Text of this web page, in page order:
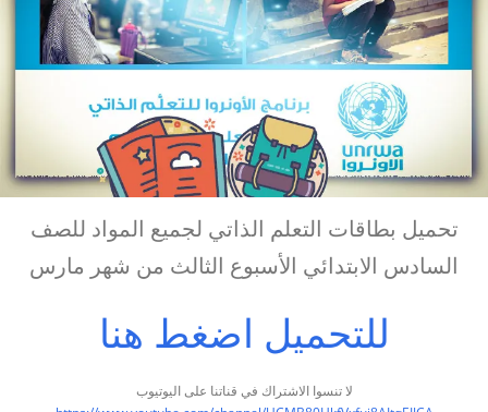
تحميل بطاقات التعلم الذاتي لجميع المواد للصف
السادس الابتدائي الأسبوع الثالث من شهر مارس
للتحميل اضغط هنا
لا تنسوا الاشتراك في قناتنا على اليوتيوب